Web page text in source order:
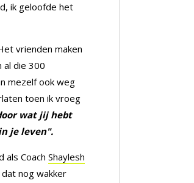
ik geloofde het
vrienden maken
al die 300
mezelf ook weg
toen ik vroeg
wat jij hebt
je leven".
als Coach Shaylesh
nog wakker